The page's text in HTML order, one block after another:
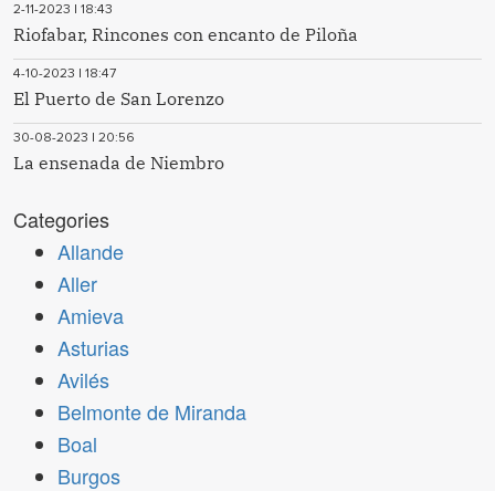
2-11-2023 | 18:43
Riofabar, Rincones con encanto de Piloña
4-10-2023 | 18:47
El Puerto de San Lorenzo
30-08-2023 | 20:56
La ensenada de Niembro
Categories
Allande
Aller
Amieva
Asturias
Avilés
Belmonte de Miranda
Boal
Burgos